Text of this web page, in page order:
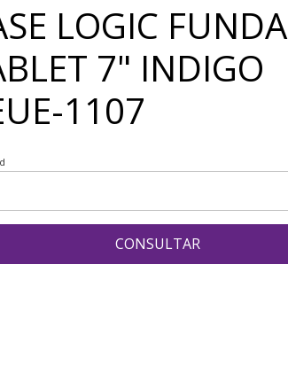
LOGIC FUNDA
7" INDIGO
1107
CONSULTAR